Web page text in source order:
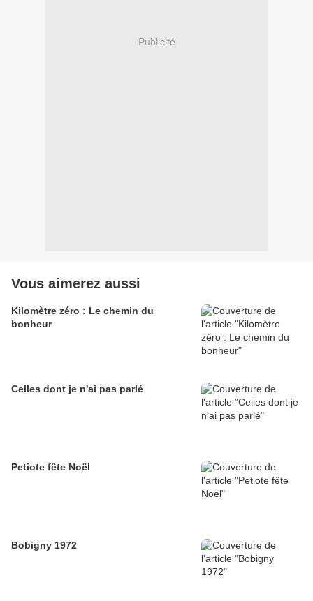
Publicité
Vous aimerez aussi
Kilomètre zéro : Le chemin du
bonheur
Celles dont je n'ai pas parlé
Petiote fête Noël
Bobigny 1972